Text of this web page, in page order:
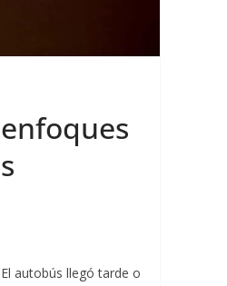
autobús llegó tarde o